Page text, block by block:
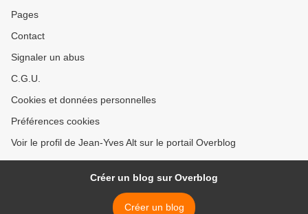
Pages
Contact
Signaler un abus
C.G.U.
Cookies et données personnelles
Préférences cookies
Voir le profil de Jean-Yves Alt sur le portail Overblog
Créer un blog sur Overblog
Créer un blog